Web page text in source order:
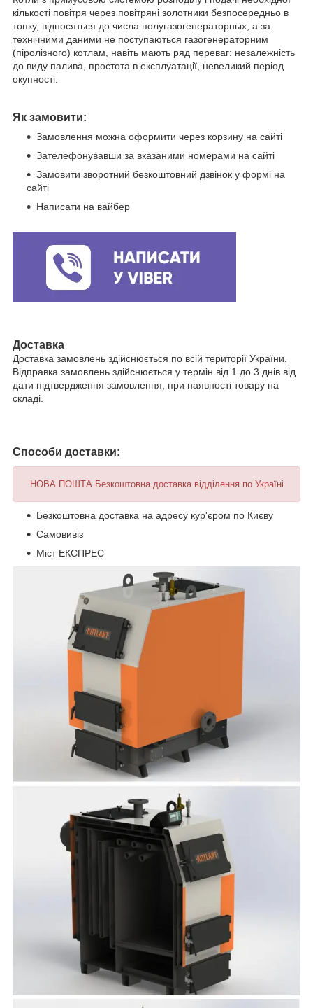
кількості повітря через повітряні золотники безпосередньо в
топку, відносяться до числа полугазогенераторных, а за
технічними даними не поступаються газогенераторним
(піролізного) котлам, навіть мають ряд переваг: незалежність
до виду палива, простота в експлуатації, невеликий період
окупності.
Як замовити:
Замовлення можна оформити через корзину на сайті
Зателефонувавши за вказаними номерами на сайті
Замовити зворотний безкоштовний дзвінок у формі на
сайті
Написати на вайбер
Доставка
Доставка замовлень здійснюється по всій території України.
Відправка замовлень здійснюється у термін від 1 до 3 днів від
дати підтвердження замовлення, при наявності товару на
складі.
Способи доставки:
НОВА ПОШТА Безкоштовна доставка відділення по Україні
Безкоштовна доставка на адресу кур'єром по Києву
Самовивіз
Міст ЕКСПРЕС